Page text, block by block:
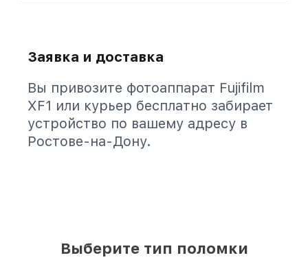
Заявка и доставка
Вы привозите фотоаппарат Fujifilm
XF1 или курьер бесплатно забирает
устройство по вашему адресу в
Ростове-на-Дону.
Выберите тип поломки